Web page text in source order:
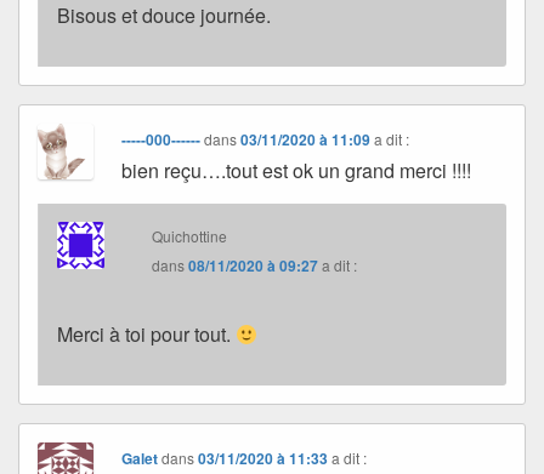
Bisous et douce journée.
-----000------dans03/11/2020 à 11:09 a dit :
bien reçu….tout est ok un grand merci !!!!
Quichottine
dans08/11/2020 à 09:27a dit :
Merci à toi pour tout.
Galetdans03/11/2020 à 11:33 a dit :